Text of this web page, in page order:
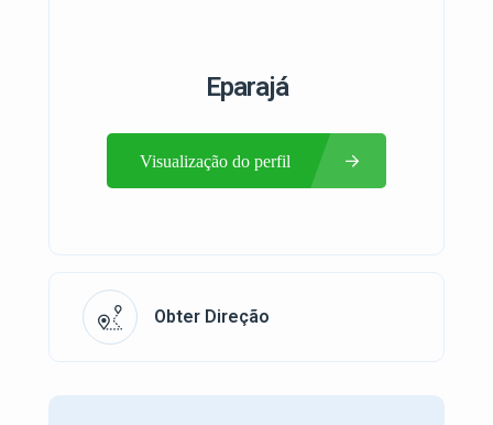
Eparajá
Visualização do perfil
Obter Direção